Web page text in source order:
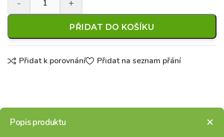
PŘIDAT DO KOŠÍKU
Přidat k porovnání Přidat na seznam přání
Popis produktu